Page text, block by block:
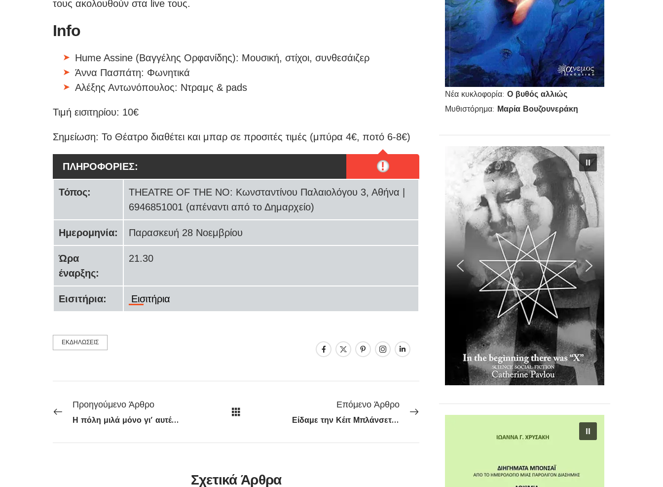
Νέα κυκλοφορία:Ο βυθός αλλιώς
Μυθιστόρημα: Μαρία Βουζουνεράκη
τους ακολουθούν στα live τους.
Ιnfo
Hume Assine (Βαγγέλης Ορφανίδης): Μουσική, στίχοι, συνθεσάιζερ
Άννα Πασπάτη: Φωνητικά
Αλέξης Αντωνόπουλος: Ντραμς & pads
Τιμή εισιτηρίου: 10€
Σημείωση: Το Θέατρο διαθέτει και μπαρ σε προσιτές τιμές (μπύρα 4€, ποτό 6-8€)
ΠΛΗΡΟΦΟΡΙΕΣ: !
Τόπος:
THEATRE OF THE NO: Κωνσταντίνου Παλαιολόγου 3, Αθήνα |
6946851001 (απέναντι από το Δημαρχείο)
Ημερομηνία: Παρασκευή 28 Νοεμβρίου
Ώρα
έναρξης:
21.30
Εισιτήρια: Εισιτήρια
ΕΚΔΗΛΩΣΕΙΣ
Προηγούμενο Άρθρο
Η πόλη μιλά μόνο γι’ αυτές: Οι 8 sold out θεατρικές παραστάσεις της χρονιάς
Επόμενο Άρθρο
Είδαμε την Κέιτ Μπλάνσετ στο θέατρο στο Λονδίνο
Σχετικά Άρθρα